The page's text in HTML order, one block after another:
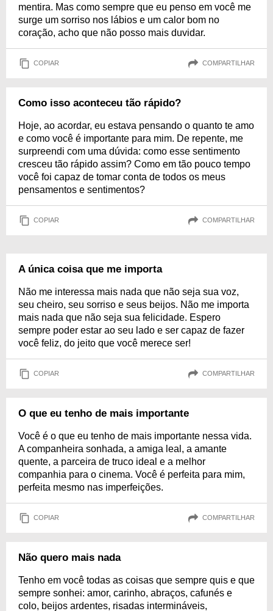
mentira. Mas como sempre que eu penso em você me
surge um sorriso nos lábios e um calor bom no
coração, acho que não posso mais duvidar.
COPIAR COMPARTILHAR
Como isso aconteceu tão rápido?
Hoje, ao acordar, eu estava pensando o quanto te amo
e como você é importante para mim. De repente, me
surpreendi com uma dúvida: como esse sentimento
cresceu tão rápido assim? Como em tão pouco tempo
você foi capaz de tomar conta de todos os meus
pensamentos e sentimentos?
COPIAR COMPARTILHAR
A única coisa que me importa
Não me interessa mais nada que não seja sua voz,
seu cheiro, seu sorriso e seus beijos. Não me importa
mais nada que não seja sua felicidade. Espero
sempre poder estar ao seu lado e ser capaz de fazer
você feliz, do jeito que você merece ser!
COPIAR COMPARTILHAR
O que eu tenho de mais importante
Você é o que eu tenho de mais importante nessa vida.
A companheira sonhada, a amiga leal, a amante
quente, a parceira de truco ideal e a melhor
companhia para o cinema. Você é perfeita para mim,
perfeita mesmo nas imperfeições.
COPIAR COMPARTILHAR
Não quero mais nada
Tenho em você todas as coisas que sempre quis e que
sempre sonhei: amor, carinho, abraços, cafunés e
colo, beijos ardentes, risadas intermináveis,